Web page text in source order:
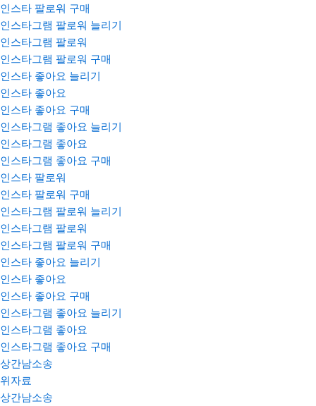
인스타 팔로워 구매
인스타그램 팔로워 늘리기
인스타그램 팔로워
인스타그램 팔로워 구매
인스타 좋아요 늘리기
인스타 좋아요
인스타 좋아요 구매
인스타그램 좋아요 늘리기
인스타그램 좋아요
인스타그램 좋아요 구매
인스타 팔로워
인스타 팔로워 구매
인스타그램 팔로워 늘리기
인스타그램 팔로워
인스타그램 팔로워 구매
인스타 좋아요 늘리기
인스타 좋아요
인스타 좋아요 구매
인스타그램 좋아요 늘리기
인스타그램 좋아요
인스타그램 좋아요 구매
상간남소송
위자료
상간남소송